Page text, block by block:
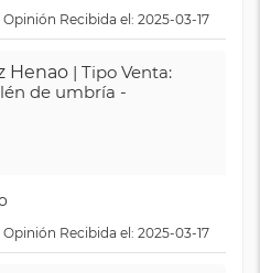
Opinión Recibida el: 2025-03-17
Henao | Tipo Venta:
de umbría -
Opinión Recibida el: 2025-03-17